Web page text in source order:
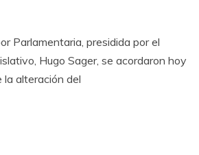
Parlamentaria, presidida por el
Hugo Sager, se acordaron hoy
alteración del